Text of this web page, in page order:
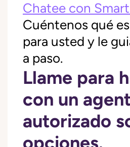
Chatee con
Cuéntenos qué
para usted y le
a paso.
Llame para
con un
autorizado
opciones.